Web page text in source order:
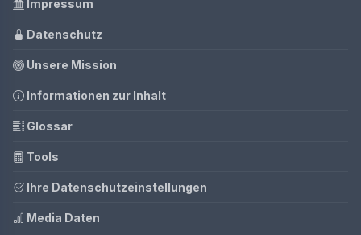
Impressum
Datenschutz
Unsere Mission
Informationen zur Inhalt
Glossar
Tools
Ihre Datenschutzeinstellungen
Media Daten